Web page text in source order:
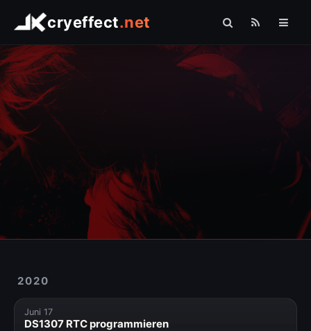
cryeffect.net
2020
Juni 17
DS1307 RTC programmieren
Startseite
Shop
Arduino
Linux
Raspberry Pi
Logo Comfort
Fotografie
» PHP
» Windows